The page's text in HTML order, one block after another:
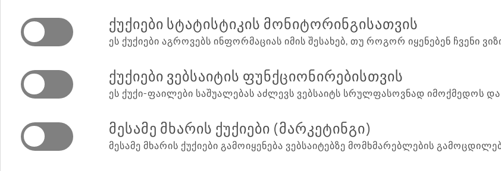
ქუქიები სტატისტიკის მონიტორინგისათვის
ეს ქუქიები აგროვებს ინფორმაციას იმის შესახებ, თუ როგორ იყენებენ ჩვენი
ქუქიები ვებსაიტის ფუნქციონირებისთვის
ეს ქუქი-ფაილები საშუალებას აძლევს ვებსაიტს სრულფასოვნად იმოქმედოს და
მესამე მხარის ქუქიები (მარკეტინგი)
მესამე მხარის ქუქიები გამოიყენება ვებსაიტებზე მომხმარებლების